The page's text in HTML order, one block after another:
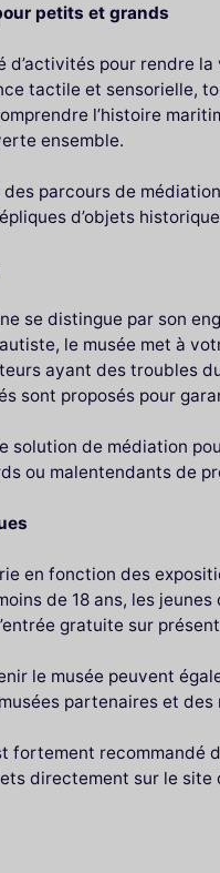
petits et grands
d’activités pour rendre
tactile et sensorielle,
l’histoire
ensemble.
des parcours de
d’objets
se distingue par son
le musée met à
ayant des troubles
sont proposés pour
solution de médiation
ou malentendants de
en fonction des
de 18 ans, les
gratuite sur
le musée peuvent
partenaires et
fortement recommandé
directement sur le